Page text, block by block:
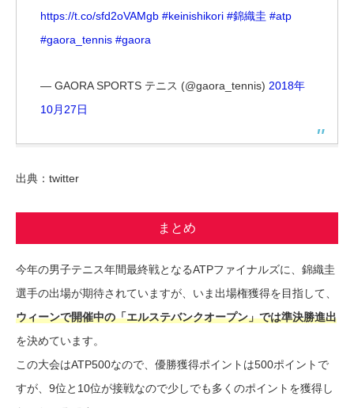
https://t.co/sfd2oVAMgb #keinishikori #錦織圭 #atp
#gaora_tennis #gaora
— GAORA SPORTS テニス (@gaora_tennis) 2018年
10月27日
出典：twitter
まとめ
今年の男子テニス年間最終戦となるATPファイナルズに、錦織圭
選手の出場が期待されていますが、いま出場権獲得を目指して、
ウィーンで開催中の「エルステバンクオープン」では準決勝進出
を決めています。
この大会はATP500なので、優勝獲得ポイントは500ポイントで
すが、9位と10位が接戦なので少しでも多くのポイントを獲得し